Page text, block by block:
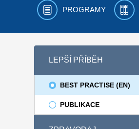
PROGRAMY
LEPŠÍ PŘÍBĚH
BEST PRACTISE (EN)
PUBLIKACE